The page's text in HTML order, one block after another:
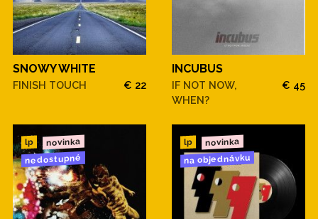
SNOWY WHITE
FINISH TOUCH € 22
INCUBUS
IF NOT NOW,
WHEN?
€ 45
lp novinka
nedostupné
lp novinka
na objednávku